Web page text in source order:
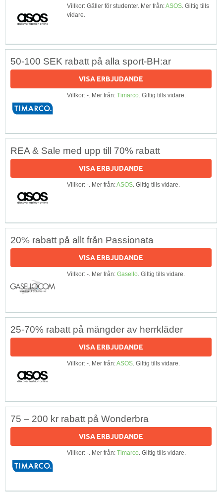
Villkor: Gäller för studenter. Mer från:ASOS. Giltig tills
vidare.
50-100 SEK rabatt på alla sport-BH:ar
VISA ERBJUDANDE
Villkor: -. Mer från: Timarco. Giltig tills vidare.
REA & Sale med upp till 70% rabatt
VISA ERBJUDANDE
Villkor: -. Mer från:ASOS. Giltig tills vidare.
20% rabatt på allt från Passionata
VISA ERBJUDANDE
Villkor: -. Mer från: Gasello. Giltig tills vidare.
25-70% rabatt på mängder av herrkläder
VISA ERBJUDANDE
Villkor: -. Mer från:ASOS. Giltig tills vidare.
75 – 200 kr rabatt på Wonderbra
VISA ERBJUDANDE
Villkor: -. Mer från: Timarco. Giltig tills vidare.